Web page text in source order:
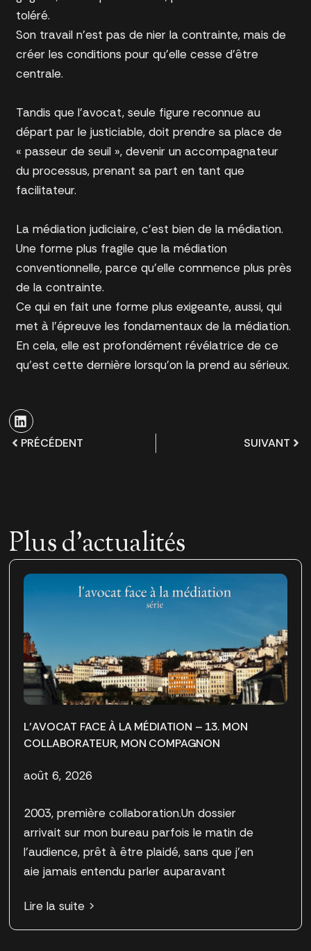
toléré.
Son travail n’est pas de nier la contrainte, mais de
créer les conditions pour qu’elle cesse d’être
centrale.
Tandis que l’avocat, seule figure reconnue au
départ par le justiciable, doit prendre sa place de
« passeur de seuil », devenir un accompagnateur
du processus, prenant sa part en tant que
facilitateur.
La médiation judiciaire, c’est bien de la médiation.
Une forme plus fragile que la médiation
conventionnelle, parce qu’elle commence plus près
de la contrainte.
Ce qui en fait une forme plus exigeante, aussi, qui
met à l’épreuve les fondamentaux de la médiation.
En cela, elle est profondément révélatrice de ce
qu’est cette dernière lorsqu’on la prend au sérieux.
PRÉCÉDENT SUIVANT
Plus d'actualités
L’AVOCAT FACE À LA MÉDIATION – 13. MON
COLLABORATEUR, MON COMPAGNON
août 6, 2026
2003, première collaboration.Un dossier
arrivait sur mon bureau parfois le matin de
l’audience, prêt à être plaidé, sans que j’en
aie jamais entendu parler auparavant
Lire la suite >